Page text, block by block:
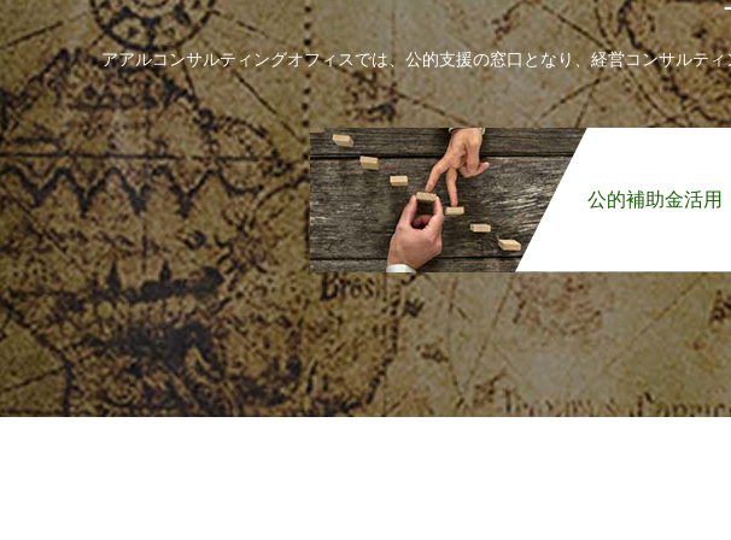
アアルコンサルティングオフィスでは、公的支援の窓口となり、経営コンサルテ
公的補助金活用